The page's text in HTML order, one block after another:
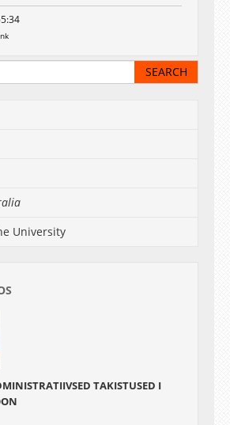
University
TAKISTUSED I